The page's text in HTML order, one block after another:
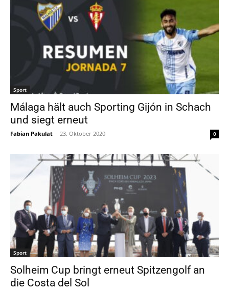
Sport
Málaga hält auch Sporting Gijón in Schach
und siegt erneut
Fabian Pakulat - 23. Oktober 2020 0
Sport
Solheim Cup bringt erneut Spitzengolf an
die Costa del Sol